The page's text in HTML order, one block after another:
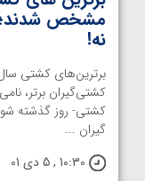
مشخص شدند؛
نه!
برترین‌های کشتی
کشتی‌گیران برتر،
کشتی- روز گذشته
گیران ...
10:30 , 5 دی 01